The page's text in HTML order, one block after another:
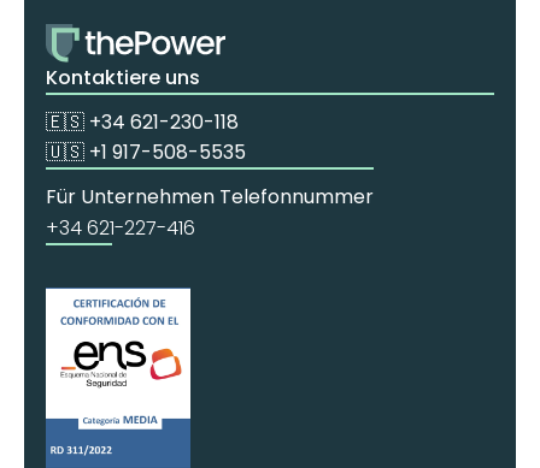
Kontaktiere uns
🇪🇸 +34 621-230-118
🇺🇸 +1 917-508-5535
Für Unternehmen Telefonnummer
+34 621-227-416